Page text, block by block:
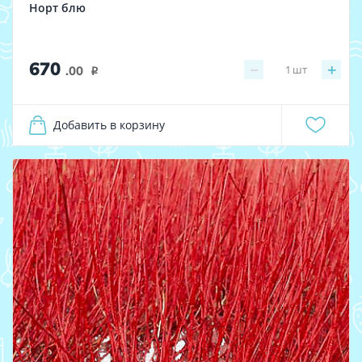
Норт блю
670 .00 i − +
1 шт
Добавить в корзину